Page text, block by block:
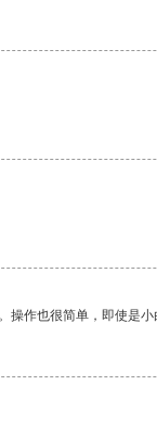
作也很简单，即使是小